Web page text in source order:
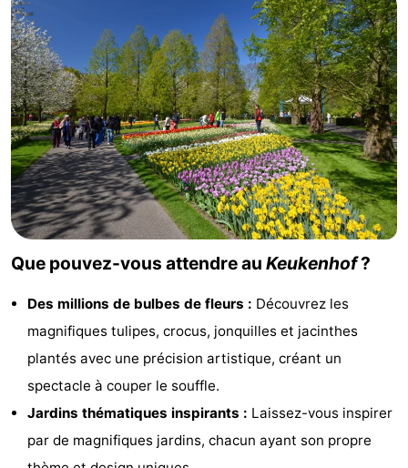
Points
de
vue
Attractions
-
Croisières
-
Terrains
de
jeux
-
Aires
de
jeux
-
Experiences
Centres
de
être
Villages
villes
Sports
Piscines
Que pouvez-vous attendre au Keukenhof?
Des millions de bulbes de fleurs : Découvrez les
magnifiques tulipes, crocus, jonquilles et jacinthes
plantés avec une précision artistique, créant un
spectacle à couper le souffle.
Jardins thématiques inspirants : Laissez-vous inspirer
par de magnifiques jardins, chacun ayant son propre